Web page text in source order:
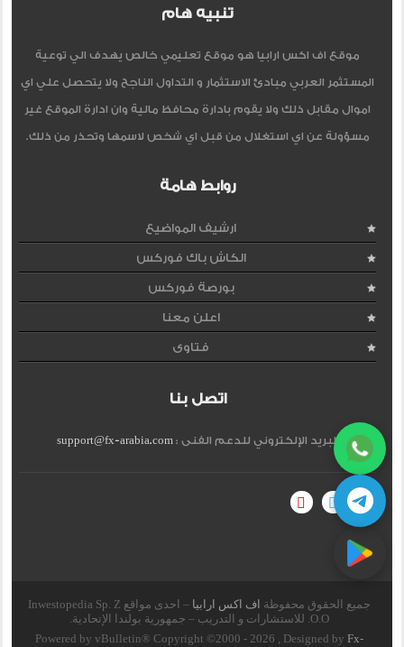
تنبيه هام
موقع اف اكس ارابيا هو موقع تعليمي خالص يهدف الي توعية
المستثمر العربي مبادئ الاستثمار و التداول الناجح ولا يتحصل علي اي
اموال مقابل ذلك ولا يقوم بادارة محافظ مالية وان ادارة الموقع غير
مسؤولة عن اي استغلال من قبل اي شخص لاسمها وتحذر من ذلك.
روابط هامة
ارشيف المواضيع
الكاش باك فوركس
بورصة فوركس
اعلن معنا
فتاوى
اتصل بنا
البريد الإلكتروني للدعم الفنى :support@fx-arabia.com
جميع الحقوق محفوظة اف اكس ارابيا
– احدى مواقع Inwestopedia Sp. Z
O.O. للاستشارات و التدريب – جمهورية بولندا الإتحادية.
Powered by vBulletin® Copyright ©2000 - 2026 , Designed byFx-